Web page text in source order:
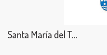
Santa María del T...